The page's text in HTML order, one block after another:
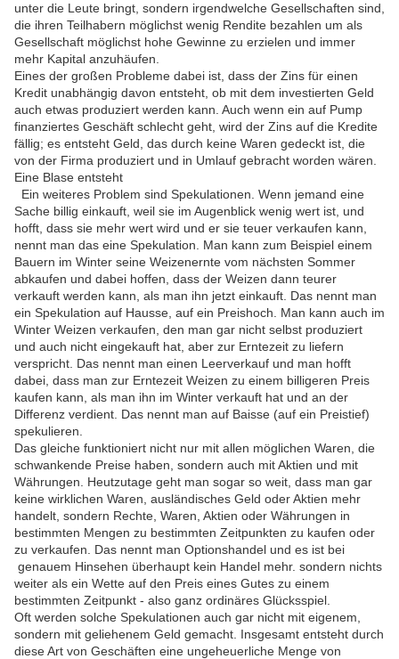
unter die Leute bringt, sondern irgendwelche Gesellschaften sind,
die ihren Teilhabern möglichst wenig Rendite bezahlen um als
Gesellschaft möglichst hohe Gewinne zu erzielen und immer
mehr Kapital anzuhäufen.
Eines der großen Probleme dabei ist, dass der Zins für einen
Kredit unabhängig davon entsteht, ob mit dem investierten Geld
auch etwas produziert werden kann. Auch wenn ein auf Pump
finanziertes Geschäft schlecht geht, wird der Zins auf die Kredite
fällig; es entsteht Geld, das durch keine Waren gedeckt ist, die
von der Firma produziert und in Umlauf gebracht worden wären.
Eine Blase entsteht
Ein weiteres Problem sind Spekulationen. Wenn jemand eine
Sache billig einkauft, weil sie im Augenblick wenig wert ist, und
hofft, dass sie mehr wert wird und er sie teuer verkaufen kann,
nennt man das eine Spekulation. Man kann zum Beispiel einem
Bauern im Winter seine Weizenernte vom nächsten Sommer
abkaufen und dabei hoffen, dass der Weizen dann teurer
verkauft werden kann, als man ihn jetzt einkauft. Das nennt man
ein Spekulation auf Hausse, auf ein Preishoch. Man kann auch im
Winter Weizen verkaufen, den man gar nicht selbst produziert
und auch nicht eingekauft hat, aber zur Erntezeit zu liefern
verspricht. Das nennt man einen Leerverkauf und man hofft
dabei, dass man zur Erntezeit Weizen zu einem billigeren Preis
kaufen kann, als man ihn im Winter verkauft hat und an der
Differenz verdient. Das nennt man auf Baisse (auf ein Preistief)
spekulieren.
Das gleiche funktioniert nicht nur mit allen möglichen Waren, die
schwankende Preise haben, sondern auch mit Aktien und mit
Währungen. Heutzutage geht man sogar so weit, dass man gar
keine wirklichen Waren, ausländisches Geld oder Aktien mehr
handelt, sondern Rechte, Waren, Aktien oder Währungen in
bestimmten Mengen zu bestimmten Zeitpunkten zu kaufen oder
zu verkaufen. Das nennt man Optionshandel und es ist bei
genauem Hinsehen überhaupt kein Handel mehr. sondern nichts
weiter als ein Wette auf den Preis eines Gutes zu einem
bestimmten Zeitpunkt - also ganz ordinäres Glücksspiel.
Oft werden solche Spekulationen auch gar nicht mit eigenem,
sondern mit geliehenem Geld gemacht. Insgesamt entsteht durch
diese Art von Geschäften eine ungeheuerliche Menge von